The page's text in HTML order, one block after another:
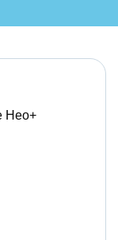
Нео+